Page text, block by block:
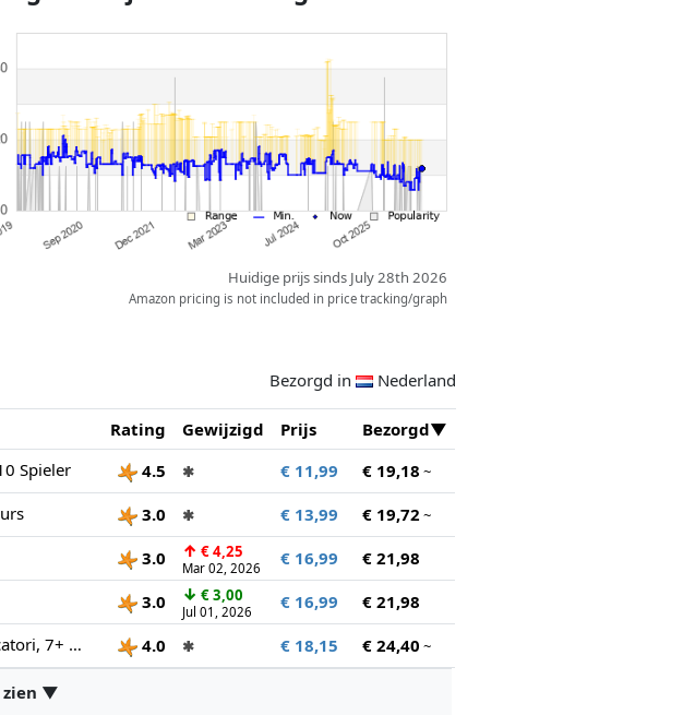
Huidige prijs sinds July 28th 2026
Amazon pricing is not included in price tracking/graph
Bezorgd in Nederland
Rating Gewijzigd Prijs
Bezorgd
Spieler
4.5 ✱ € 11,99 € 19,18 ~
3.0 ✱ € 13,99 € 19,72 ~
3.0 ↑ € 4,25
Mar 02, 2026 € 16,99
€ 21,98
3.0 ↓ € 3,00
Jul 01, 2026 € 16,99
€ 21,98
Mattel Games UNO Deluxe Gioco di Carte per 2-10 giocatori, 7+ anni
4.0 ✱ € 18,15 € 24,40 ~
zien ▼